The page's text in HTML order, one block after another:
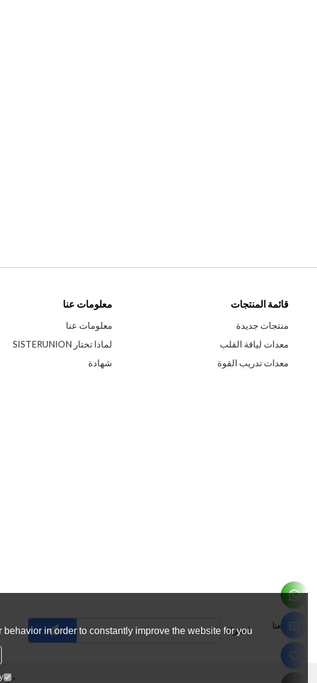
قائمة المنتجات
منتجات جديدة
معدات لياقة القلب
معدات تدريب القوة
معلومات عنا
معلومات عنا
لماذا تختار SISTERUNION
شهادة
تابعنا اشتراك
حولنا
in order to constantly improve the website for you.